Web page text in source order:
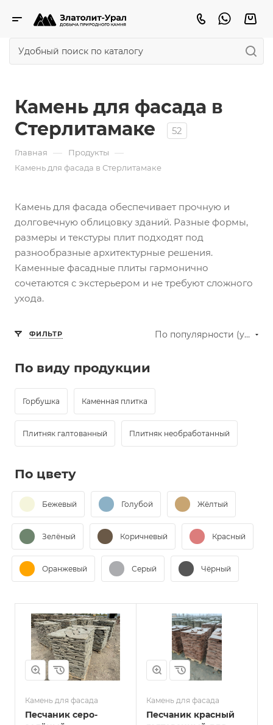
Камень для фасада в
Стерлитамаке
52
Главная — Продукты —
Камень для фасада в Стерлитамаке
Камень для фасада обеспечивает прочную и
долговечную облицовку зданий. Разные формы,
размеры и текстуры плит подходят под
разнообразные архитектурные решения.
Каменные фасадные плиты гармонично
сочетаются с экстерьером и не требуют сложного
ухода.
ФИЛЬТР По популярности (убывание)
По виду продукции
Горбушка Каменная плитка
Плитняк галтованный Плитняк необработанный
По цвету
Бежевый Голубой Жёлтый
Зелёный Коричневый Красный
Оранжевый Серый Чёрный
Камень для фасада
Песчаник серо-
Камень для фасада
Песчаник красный